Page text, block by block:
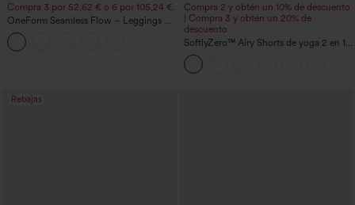
Compra 3 por 52,62 € o 6 por 105,24 €.
OneForm Seamless Flow – Leggings de
yoga sin costuras, tiro medio, control de
abdomen y realce de glúteos
Compra 2 y obtén un 10% de descuento
| Compra 3 y obtén un 20% de
descuento
SoftlyZero™ Airy Shorts de yoga 2 en 1
InstantCool de talle súper alto, 7" con
bolsillos
Rebajas